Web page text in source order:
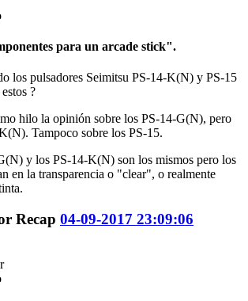
para un arcade stick".
los pulsadores Seimitsu PS-14-K(N) y PS-15
?
hilo la opinión sobre los PS-14-G(N), pero
Tampoco sobre los PS-15.
y los PS-14-K(N) son los mismos pero los
en la transparencia o "clear", o realmente
Recap 04-09-2017 23:09:06